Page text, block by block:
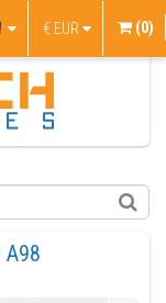
€ EUR (0)
A98